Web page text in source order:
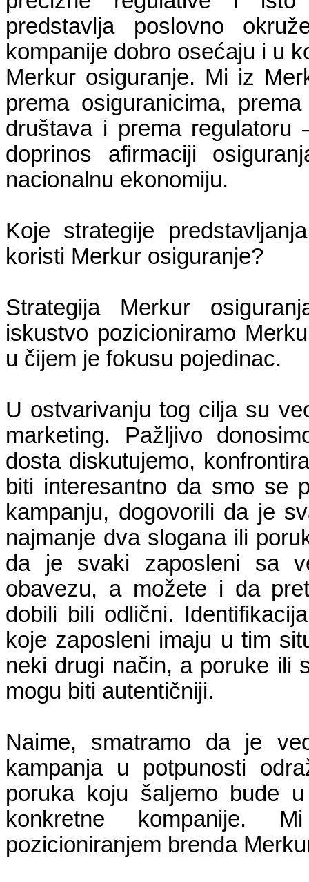
predstavlja poslovno
kompanije dobro osećaju i u
Merkur osiguranje. Mi iz
prema osiguranicima,
društava i prema regulatoru
doprinos afirmaciji
nacionalnu ekonomiju.
Koje strategije
koristi Merkur osiguranje?
Strategija Merkur
iskustvo pozicioniramo
u čijem je fokusu pojedinac.
U ostvarivanju tog cilja su
marketing. Pažljivo
dosta diskutujemo,
biti interesantno da smo se
kampanju, dogovorili da je
najmanje dva slogana ili
da je svaki zaposleni sa
obavezu, a možete i da
dobili bili odlični.
koje zaposleni imaju u tim
neki drugi način, a poruke ili
mogu biti autentičniji.
Naime, smatramo da je
kampanja u potpunosti
poruka koju šaljemo bude
konkretne kompanije.
pozicioniranjem brenda